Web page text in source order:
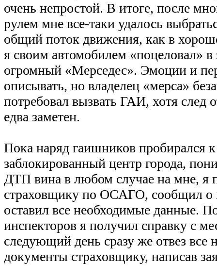
очень непростой. В итоге, после
рулем мне все-таки удалось
общий поток движения, как в
я своим автомобилем «поцеловал»
огромный «Мерседес». Эмоции и
описывать, но владелец «мерса»
потребовал вызвать ГАИ, хотя след
едва заметен.
Пока наряд гаишников пробирался
заблокированный центр города,
ДТП вина в любом случае на мне, я
страховщику по ОСАГО, сообщил о
оставил все необходимые данные.
инспекторов я получил справку с
следующий день сразу же отвез все
документы страховщику, написав